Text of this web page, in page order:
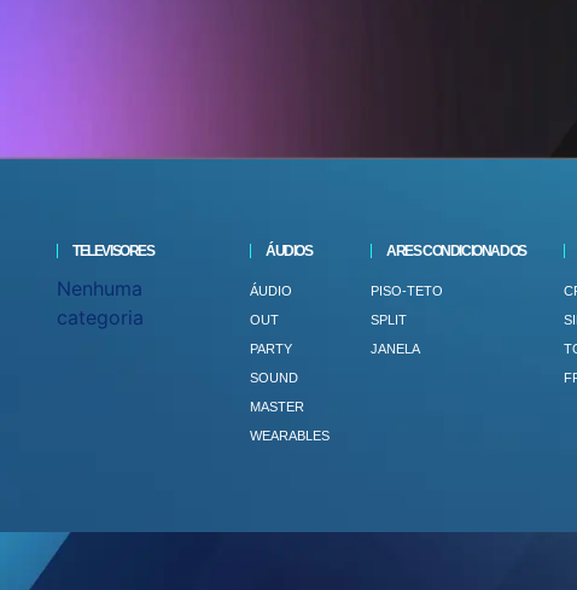
TELEVISORES
Nenhuma
categoria
ÁUDIOS
ÁUDIO
OUT
PARTY
SOUND
MASTER
WEARABLES
ARES CONDICIONADOS
PISO-TETO
SPLIT
JANELA